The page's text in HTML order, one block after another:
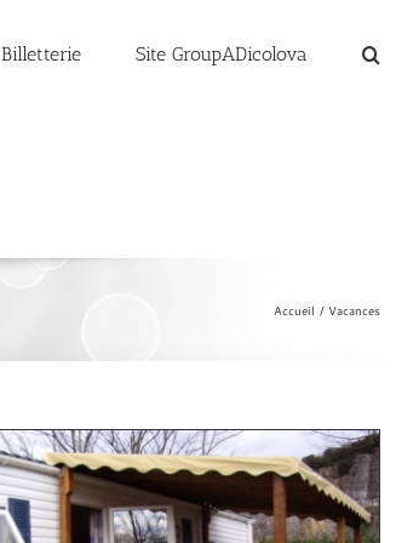
Billetterie Site GroupADicolova
Accueil Vacances